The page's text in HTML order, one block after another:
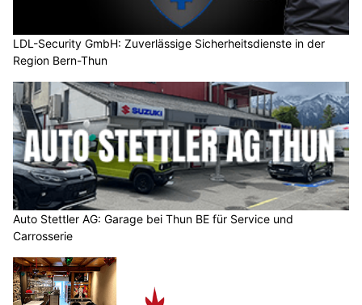
LDL-Security GmbH: Zuverlässige Sicherheitsdienste in der
Region Bern-Thun
Auto Stettler AG: Garage bei Thun BE für Service und
Carrosserie